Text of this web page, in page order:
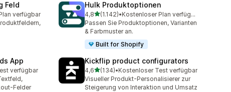
Feld
verfügbar
Hulk Produktoptionen
4,8von 5 Sternen
(1.142)
1142 Rezensionen insgesamt
•
Kostenloser Plan verfügbar
Passen Sie Produkt­optionen, Varianten
& Farbmuster an.
Built for Shopify
App
verfügbar
Felder
Kickflip product configurators
4,6von 5 Sternen
(134)
134 Rezensionen insgesamt
•Kostenloser Test verfügbar
Visueller Produkt-Personalisierer zur
Steigerung von Interaktion und Umsatz